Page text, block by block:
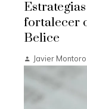
fortalecer
Belice
Javier Montoro